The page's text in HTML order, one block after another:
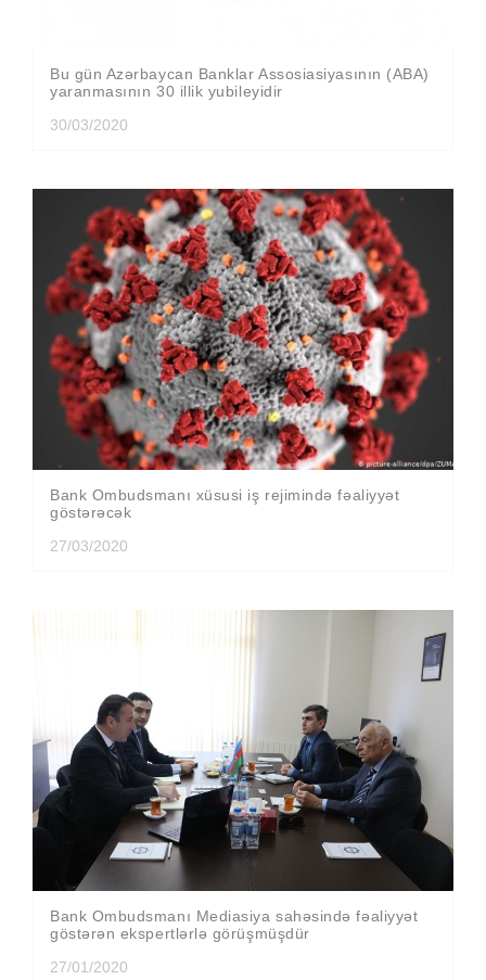
Bu gün Azərbaycan Banklar Assosiasiyasının (ABA)
yaranmasının 30 illik yubileyidir
30/03/2020
Bank Ombudsmanı xüsusi iş rejimində fəaliyyət
göstərəcək
27/03/2020
Bank Ombudsmanı Mediasiya sahəsində fəaliyyət
göstərən ekspertlərlə görüşmüşdür
27/01/2020